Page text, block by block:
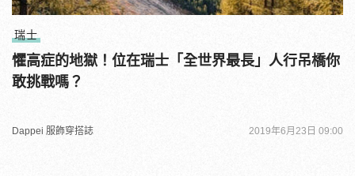
瑞士
懼高症的地獄！位在瑞士「全世界最長」人行吊橋你
敢挑戰嗎？
Dappei 服飾穿搭誌 2019年6月23日 09:00